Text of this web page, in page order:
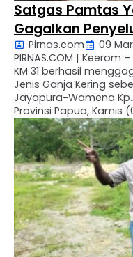
Satgas Pamtas
Gagalkan
Seberat 650gram
Pirnas.com
09
PIRNAS.COM | Keerom
KM 31 berhasil
Jenis Ganja Kering
Jayapura-Wamena
Provinsi Papua, Kamis
diperoleh ketika Pos
Sweeping rutin yang
selaku Danpos KM 31.